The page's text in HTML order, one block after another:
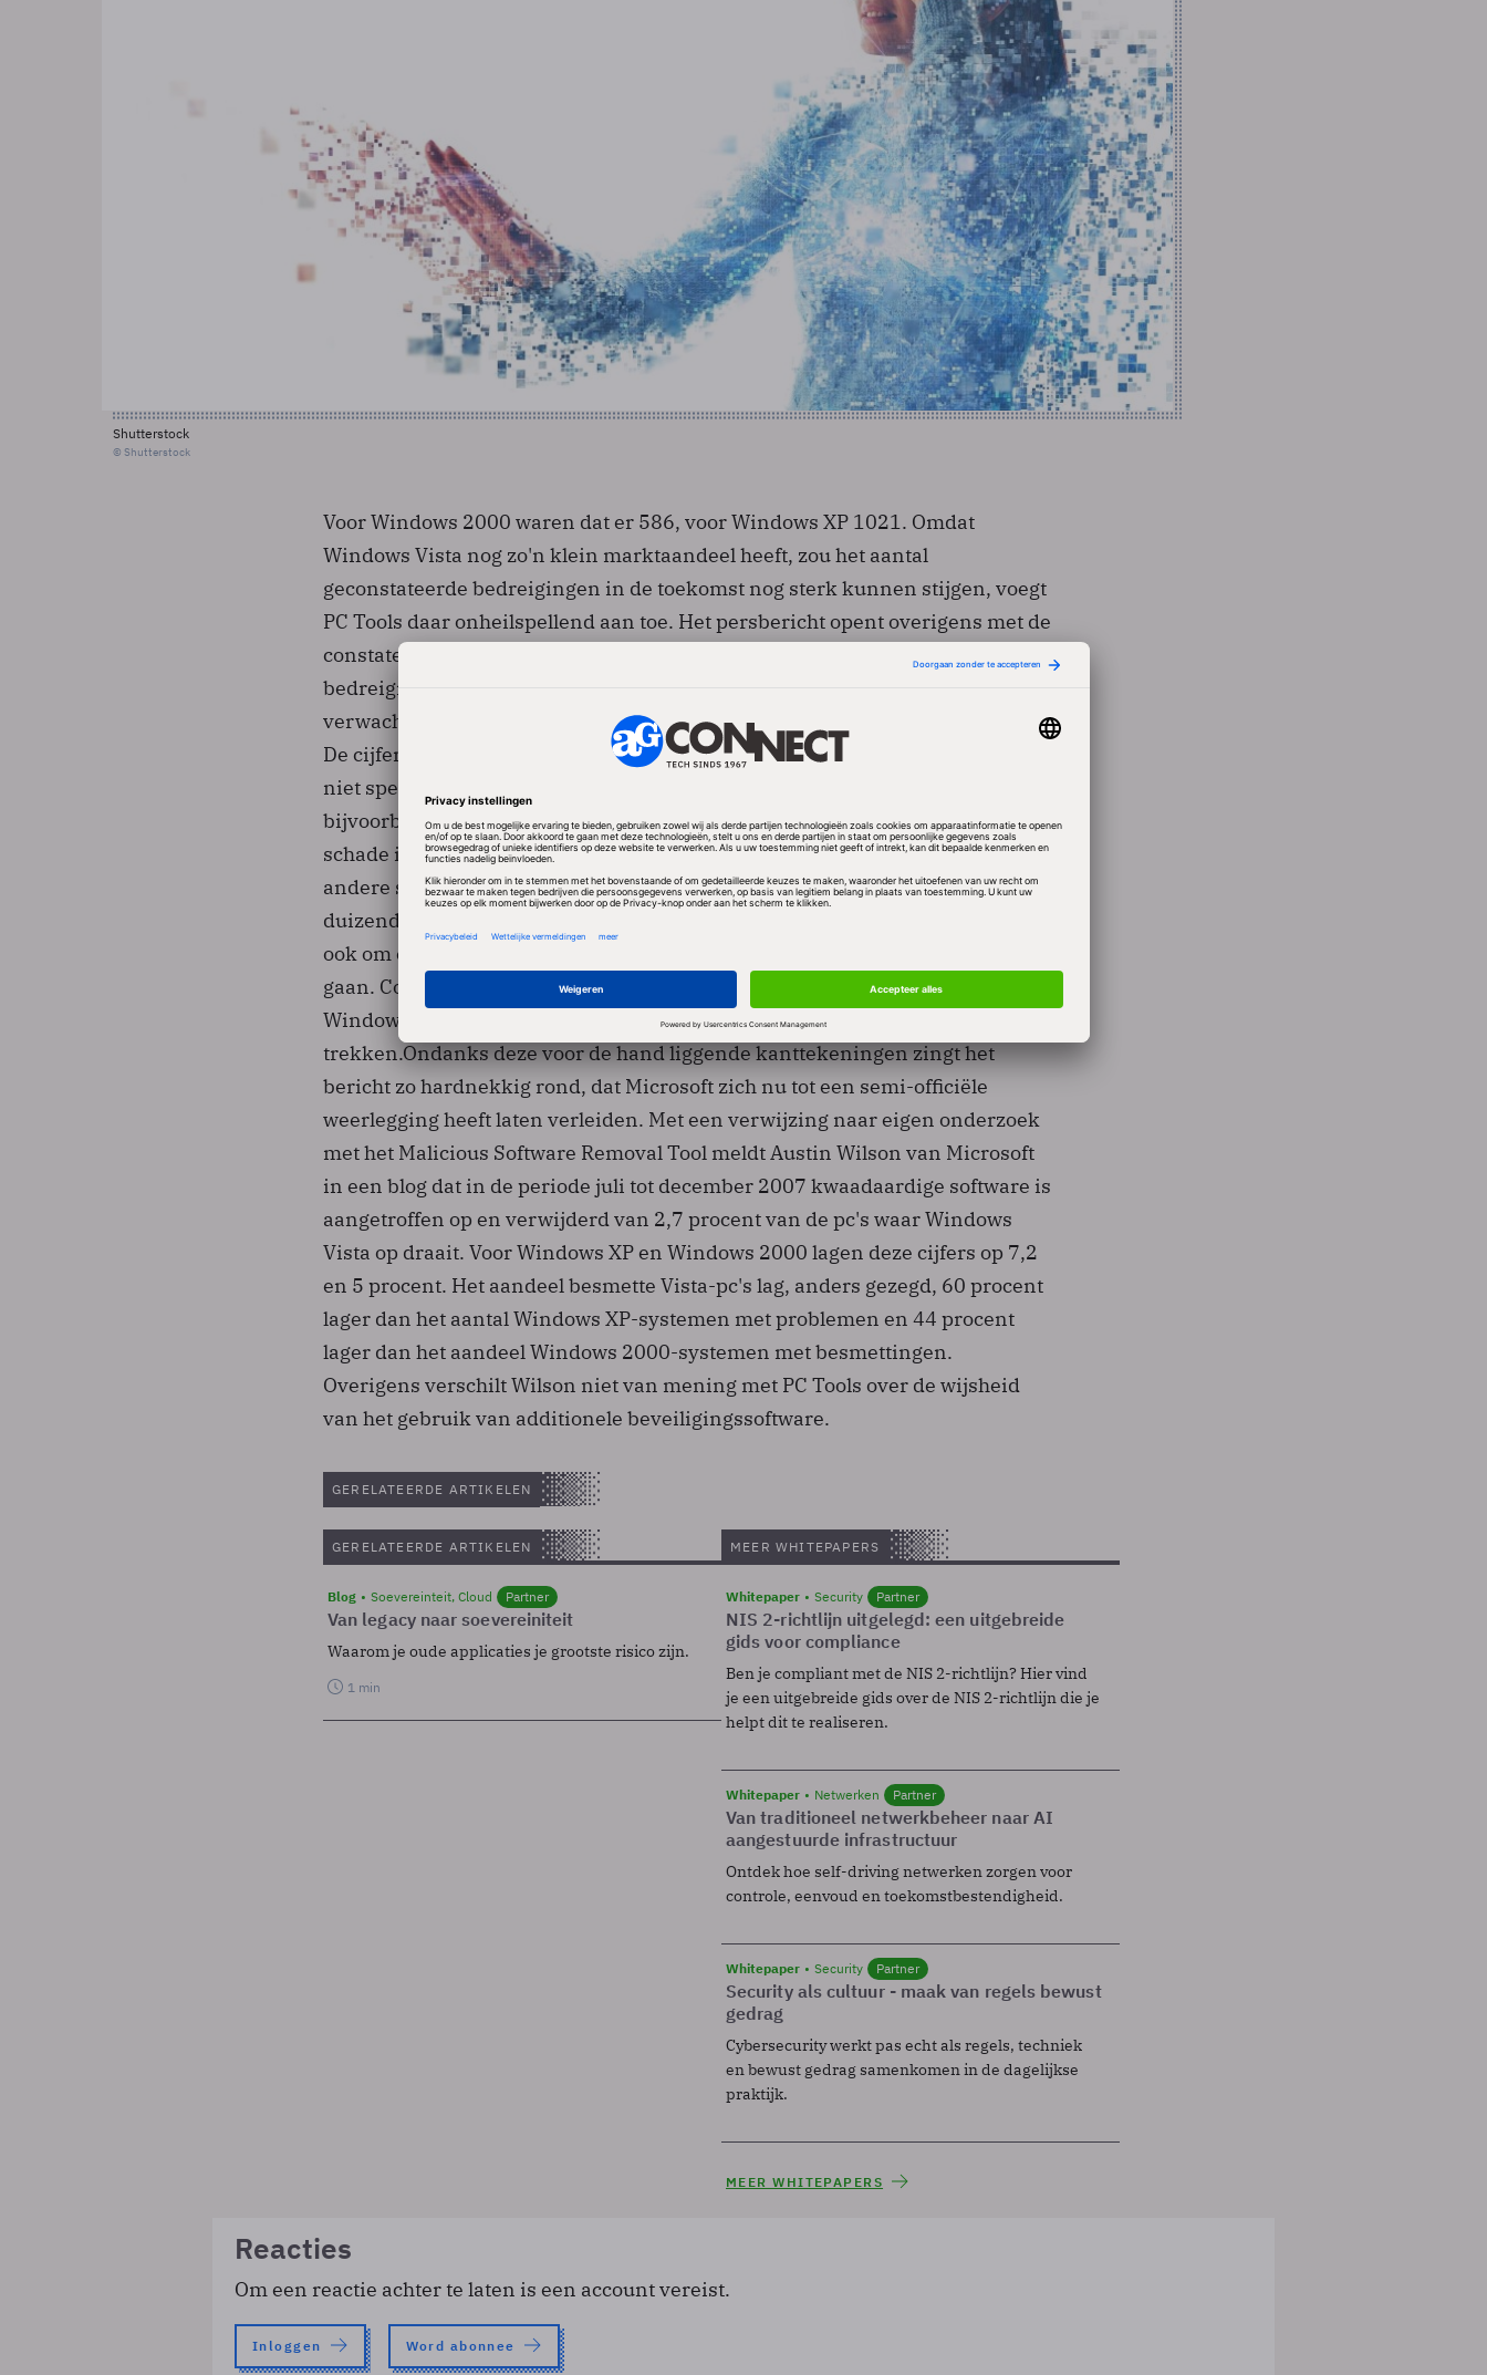
Shutterstock
© Shutterstock
Voor Windows 2000 waren dat er 586, voor Windows XP 1021. Omdat
Windows Vista nog zo'n klein marktaandeel heeft, zou het aantal
geconstateerde bedreigingen in de toekomst nog sterk kunnen stijgen, voegt
PC Tools daar onheilspellend aan toe. Het persbericht opent overigens met de
constatering dat Windows Vista nog lang niet immuun is voor online-
bedreigingen en dat additionele bescherming nodig blijft - zoals je ook zou
verwachten in een persbericht van een leverancier van beveiligingssoftware.
De cijfers van PC Tools laten zich moeilijk interpreteren, omdat het bedrijf
niet specificeert wat het onder bedreigingen verstaat. Daardoor is
bijvoorbeeld onduidelijk of er ook echt schade is aangebracht, hoe ernstig die
schade is en of het probleem echt in het besturingssysteem schuilt of in
andere software op het platform. Bovendien zegt de maat bedreigingen per
duizend pc's niets over het aantal pc's dat getroffen is. Theoretisch zou het
ook om één pc met 639 bedreigingen op elke duizend computers kunnen
gaan. Conclusies over de veiligheid van Vista in vergelijking met andere
Windows-versies zijn op grond van deze cijfers dan ook eigenlijk niet te
trekken.Ondanks deze voor de hand liggende kanttekeningen zingt het
bericht zo hardnekkig rond, dat Microsoft zich nu tot een semi-officiële
weerlegging heeft laten verleiden. Met een verwijzing naar eigen onderzoek
met het Malicious Software Removal Tool meldt Austin Wilson van Microsoft
in een blog dat in de periode juli tot december 2007 kwaadaardige software is
aangetroffen op en verwijderd van 2,7 procent van de pc's waar Windows
Vista op draait. Voor Windows XP en Windows 2000 lagen deze cijfers op 7,2
en 5 procent. Het aandeel besmette Vista-pc's lag, anders gezegd, 60 procent
lager dan het aantal Windows XP-systemen met problemen en 44 procent
lager dan het aandeel Windows 2000-systemen met besmettingen.
Overigens verschilt Wilson niet van mening met PC Tools over de wijsheid
van het gebruik van additionele beveiligingssoftware.
GERELATEERDE ARTIKELEN
GERELATEERDE ARTIKELEN
Blog Soevereinteit, Cloud Partner
Van legacy naar soevereiniteit
Waarom je oude applicaties je grootste risico zijn.
1 min
MEER WHITEPAPERS
Whitepaper Security Partner
NIS 2-richtlijn uitgelegd: een uitgebreide
gids voor compliance
Ben je compliant met de NIS 2-richtlijn? Hier vind
je een uitgebreide gids over de NIS 2-richtlijn die je
helpt dit te realiseren.
Whitepaper Netwerken Partner
Van traditioneel netwerkbeheer naar AI
aangestuurde infrastructuur
Ontdek hoe self-driving netwerken zorgen voor
controle, eenvoud en toekomstbestendigheid.
Whitepaper Security Partner
Security als cultuur - maak van regels bewust
gedrag
Cybersecurity werkt pas echt als regels, techniek
en bewust gedrag samenkomen in de dagelijkse
praktijk.
MEER WHITEPAPERS
Reacties
Om een reactie achter te laten is een account vereist.
Inloggen Word abonnee